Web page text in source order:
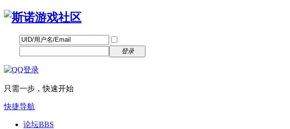
登录
只需一步，快速开始
快捷导航
论坛BBS